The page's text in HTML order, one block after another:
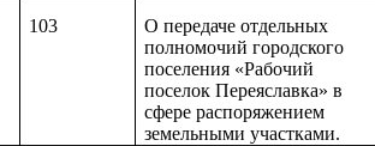
103
О передаче отдельных
полномочий городского
поселения «Рабочий
поселок Переяславка» в
сфере распоряжением
земельными участками.